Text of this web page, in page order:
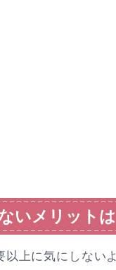
いメリットは
以上に気にしない